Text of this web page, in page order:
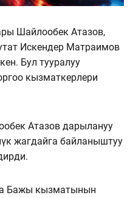
Шайлообек Атазов,
Искендер Матраимов
Бул тууралуу
кызматкерлери
Атазов дарылануу
жагдайга байланыштуу
Бажы кызматынын